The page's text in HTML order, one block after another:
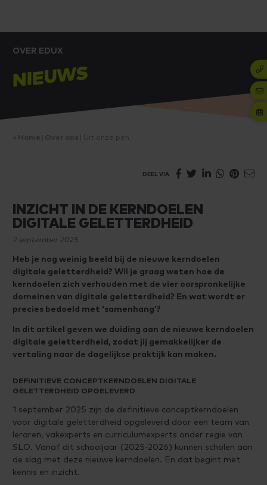
OVER EDUX
NIEUWS
DEEL VIA
INZICHT IN DE KERNDOELEN
DIGITALE GELETTERDHEID
2 september 2025
Heb je nog weinig beeld bij de nieuwe kerndoelen
digitale geletterdheid? Wil je graag weten hoe de
kerndoelen zich verhouden met de vier oorspronkelijke
domeinen van digitale geletterdheid? En wat wordt er
precies bedoeld met ‘samenhang’?
In dit artikel geven we duiding aan de nieuwe kerndoelen
digitale geletterdheid, zodat jij gemakkelijker de
vertaling naar de dagelijkse praktijk kan maken.
DEFINITIEVE CONCEPTKERNDOELEN DIGITALE
GELETTERDHEID OPGELEVERD
1 september 2025 zijn de definitieve conceptkerndoelen
voor digitale geletterdheid opgeleverd door een team van
leraren, vakexperts en curriculumexperts onder regie van
SLO. Vanaf dit schooljaar (2025-2026) kunnen scholen aan
de slag met deze nieuwe kerndoelen. En dat begint met
kennis en inzicht.